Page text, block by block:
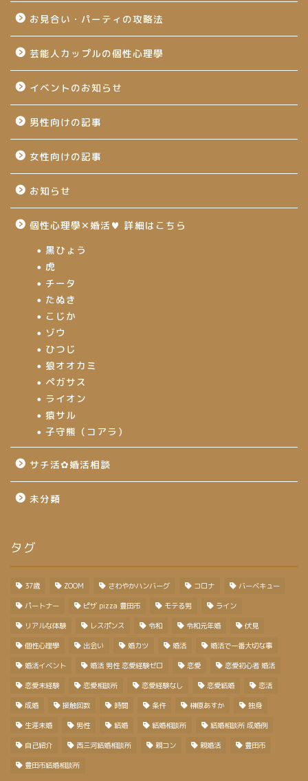
お見合い・パーティの攻略法
芸能人カップルの個性心理學
イベントのお知らせ
男性向けの記事
女性向けの記事
お知らせ
個性心理學✕婚活♥ 詳細はこちら
黒ひょう
虎
チータ
たぬき
こじか
ゾウ
ひつじ
狼オオカミ
ペガサス
ライオン
猿サル
子守熊（コアラ）
サチ活✿婚活相談
未分類
タグ
37歳 ZOOM さわやかハンバーグ コロナ バーベキュー
パートナー ピザ pizza 豊田市 モテる男 ライン
リアルな体験 レスポンス 令和 令和元年婚 伏見
個性心理學 出会い 婚カツ 婚活 婚活で一番大切な事
婚活イベント 婚活 男性 恋愛経験ゼロ 恋愛 恋愛初心者 婚活
恋愛未経験 恋愛相談所 恋愛経験なし 恋愛結婚 恋活
成婚 接触回数 時間 条件 榊原あすか 独身
生涯未婚 男性 結婚 結婚相談所 結婚相談所 成婚例
自己紹介 西三河結婚相談所 親コン 親婚活 豊田市
豊田市結婚相談所